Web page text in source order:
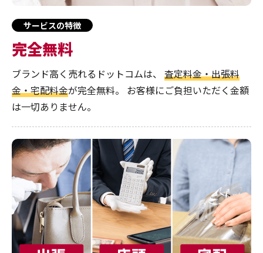
サービスの特徴
完全無料
ブランド高く売れるドットコムは、 査定料金・出張料
金・宅配料金が完全無料。 お客様にご負担いただく金額
は一切ありません。